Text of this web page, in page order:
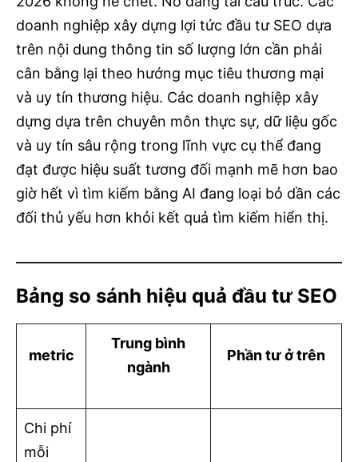
doanh nghiệp xây dựng lợi tức đầu tư SEO dựa
trên nội dung thông tin số lượng lớn cần phải
cân bằng lại theo hướng mục tiêu thương mại
và uy tín thương hiệu. Các doanh nghiệp xây
dựng dựa trên chuyên môn thực sự, dữ liệu gốc
và uy tín sâu rộng trong lĩnh vực cụ thể đang
đạt được hiệu suất tương đối mạnh mẽ hơn bao
giờ hết vì tìm kiếm bằng AI đang loại bỏ dần các
đối thủ yếu hơn khỏi kết quả tìm kiếm hiển thị.
Bảng so sánh hiệu quả đầu tư SEO
metric
Trung bình
ngành
Phần tư ở trên
Chi phí
mỗi